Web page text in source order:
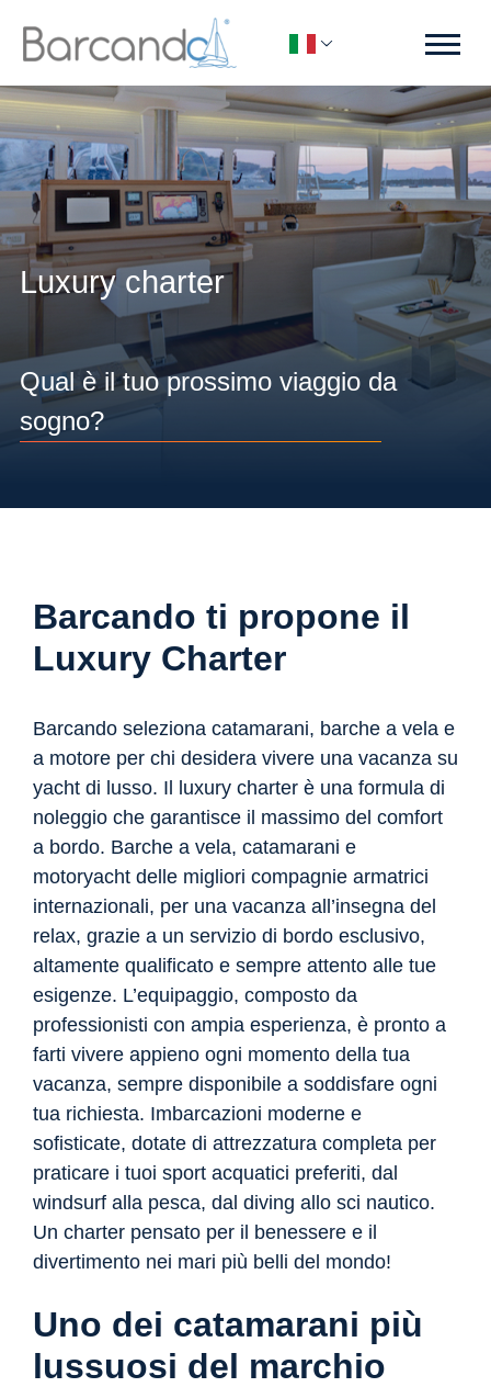
Luxury charter
Qual è il tuo prossimo viaggio da
sogno?
Barcando ti propone il
Luxury Charter
Barcando seleziona catamarani, barche a vela e
a motore per chi desidera vivere una vacanza su
yacht di lusso. Il luxury charter è una formula di
noleggio che garantisce il massimo del comfort
a bordo. Barche a vela, catamarani e
motoryacht delle migliori compagnie armatrici
internazionali, per una vacanza all’insegna del
relax, grazie a un servizio di bordo esclusivo,
altamente qualificato e sempre attento alle tue
esigenze. L’equipaggio, composto da
professionisti con ampia esperienza, è pronto a
farti vivere appieno ogni momento della tua
vacanza, sempre disponibile a soddisfare ogni
tua richiesta. Imbarcazioni moderne e
sofisticate, dotate di attrezzatura completa per
praticare i tuoi sport acquatici preferiti, dal
windsurf alla pesca, dal diving allo sci nautico.
Un charter pensato per il benessere e il
divertimento nei mari più belli del mondo!
Uno dei catamarani più
lussuosi del marchio